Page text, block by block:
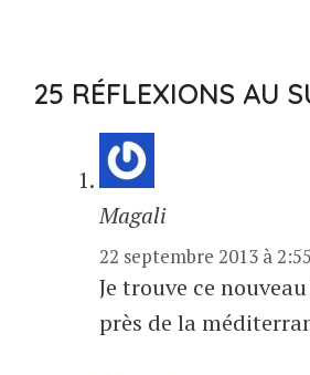
25 RÉFLEXIONS AU
Magali
22 septembre 2013 à
Je trouve ce
près de la